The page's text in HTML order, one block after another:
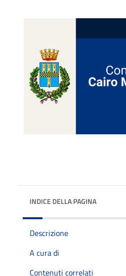
INDICE DELLA PAGINA
Descrizione
A cura di
Contenuti correlati